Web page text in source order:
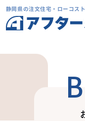
静岡県の注文住宅・ローコス